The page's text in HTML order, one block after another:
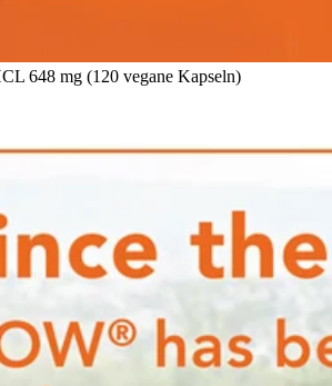
648 mg (120 vegane Kapseln)